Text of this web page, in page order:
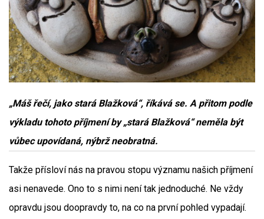
„Máš řečí, jako stará Blažková“, říkává se. A přitom podle
výkladu tohoto příjmení by „stará Blažková“ neměla být
vůbec upovídaná, nýbrž neobratná.
Takže přísloví nás na pravou stopu významu našich příjmení
asi nenavede. Ono to s nimi není tak jednoduché. Ne vždy
opravdu jsou doopravdy to, na co na první pohled vypadají.